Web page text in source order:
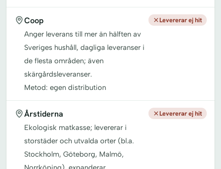
Coop
Anger leverans till mer än hälften av
Sveriges hushåll, dagliga leveranser i
de flesta områden; även
skärgårdsleveranser.
Metod: egen distribution
Levererar ej hit
Årstiderna
Ekologisk matkasse; levererar i
storstäder och utvalda orter (bl.a.
Stockholm, Göteborg, Malmö,
Levererar ej hit